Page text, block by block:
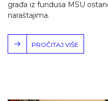
građa iz fundusa MSU
naraštajima.
PROČITAJ VIŠE